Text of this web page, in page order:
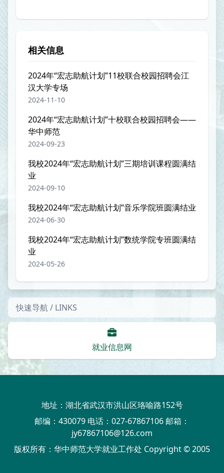
相关信息
2024年“宏志助航计划”11校联合校园招聘会江
汉大学专场
2024-11-10
2024年“宏志助航计划”十校联合校园招聘会——
华中师范
2024-09-23
我校2024年“宏志助航计划”三期培训课程圆满结
业
2024-09-10
我校2024年“宏志助航计划”音乐学院班圆满结业
2024-06-30
我校2024年“宏志助航计划”数统学院专班圆满结
业
2024-05-26
快速导航 / LINKS
就业信息网
地址：湖北省武汉市洪山区珞喻路152号
邮编：430079 电话：027-67867106 邮箱：
jy67867106@126.com
版权所有：华中师范大学就业工作处 Copyright © 2005